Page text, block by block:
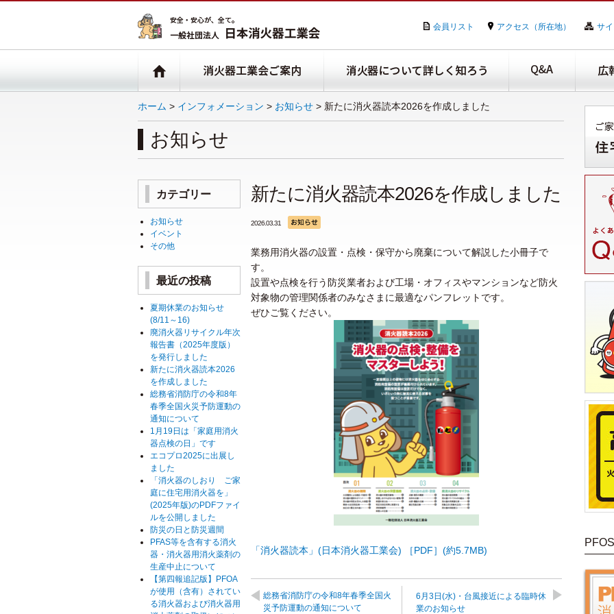
会員リスト アクセス（所在地） サ
ホーム > インフォメーション > お知らせ > 新たに消火器読本2026を作成しました
お知らせ
カテゴリー
お知らせ
イベント
その他
最近の投稿
夏期休業のお知らせ
(8/11～16)
廃消火器リサイクル年次
報告書（2025年度版）
を発行しました
新たに消火器読本2026
を作成しました
総務省消防庁の令和8年
春季全国火災予防運動の
通知について
1月19日は「家庭用消火
器点検の日」です
エコプロ2025に出展し
ました
「消火器のしおり ご家
庭に住宅用消火器を」
(2025年版)のPDFファイ
ルを公開しました
防災の日と防災週間
PFAS等を含有する消火
器・消火器用消火薬剤の
生産中止について
【第四報追記版】PFOA
が使用（含有）されてい
る消火器および消火器用
新たに消火器読本2026を作成しました
2026.03.31
業務用消火器の設置・点検・保守から廃棄について解説した小冊子で
す。
設置や点検を行う防災業者および工場・オフィスやマンションなど防火
対象物の管理関係者のみなさまに最適なパンフレットです。
ぜひご覧ください。
「消火器読本」(日本消火器工業会) ［PDF］(約5.7MB)
総務省消防庁の令和8年春季全国火
災予防運動の通知について
6月3日(水)・台風接近による臨時休
業のお知らせ